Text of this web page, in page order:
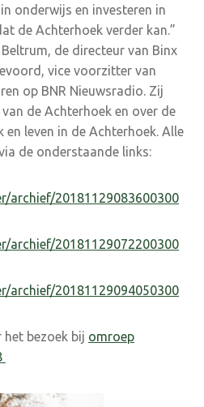
onderwijs en investeren in
de Achterhoek verder kan.”
de directeur van Binx
vice voorzitter van
op BNR Nieuwsradio. Zij
de Achterhoek en over de
en leven in de Achterhoek. Alle
de onderstaande links:
archief/20181129083600300
archief/20181129072200300
archief/20181129094050300
het bezoek bij omroep